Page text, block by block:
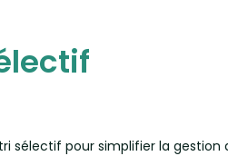
sélectif pour simplifier la gestion